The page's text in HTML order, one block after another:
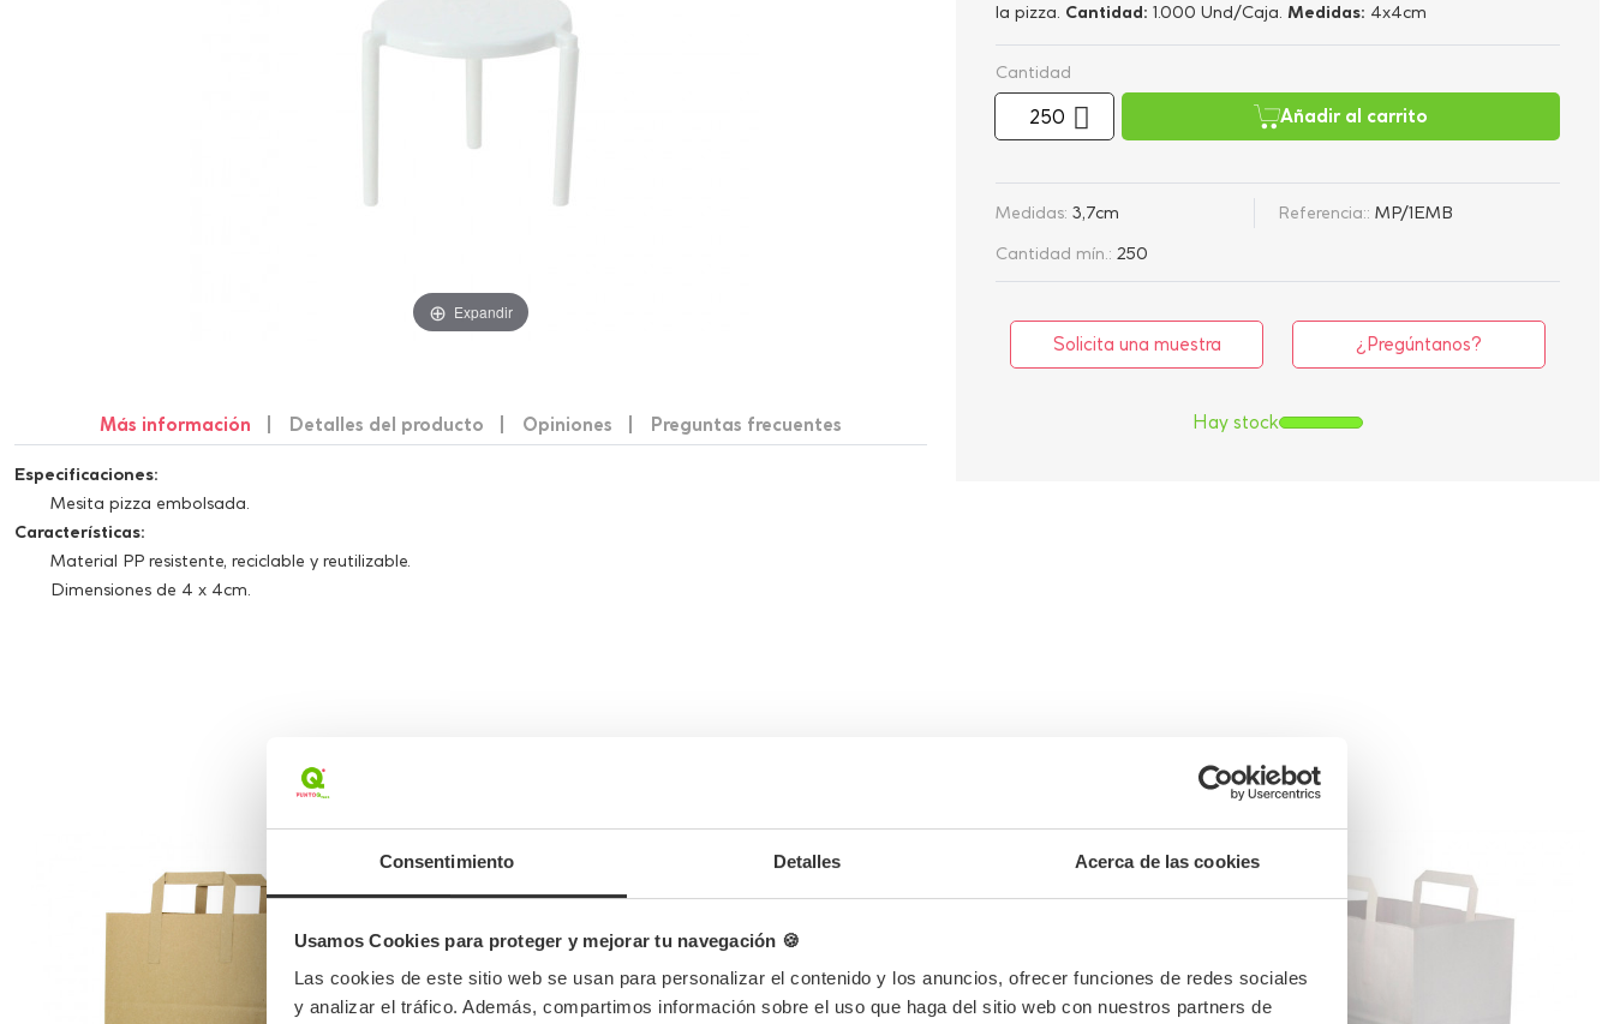
Consentimiento Detalles Acerca de las cookies
Usamos Cookies para proteger y mejorar tu navegación 🍪
Las cookies de este sitio web se usan para personalizar el contenido y los anuncios, ofrecer funciones de redes sociales
y analizar el tráfico. Además, compartimos información sobre el uso que haga del sitio web con nuestros partners de
Expandir
Más información Detalles del producto Opiniones Preguntas frecuentes
Especificaciones:
Mesita pizza embolsada.
Características:
Material PP resistente, reciclable y reutilizable.
Dimensiones de 4 x 4cm.
la pizza. Cantidad: 1.000 Und/Caja. Medidas: 4x4cm
Cantidad
Añadir al carrito
Medidas: 3,7cm Referencia:: MP/1EMB
Cantidad mín.: 250
Solicita una muestra ¿Pregúntanos?
Hay stock